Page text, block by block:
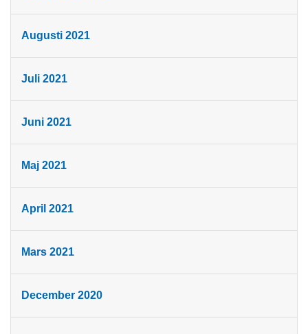
Augusti 2021
Juli 2021
Juni 2021
Maj 2021
April 2021
Mars 2021
December 2020